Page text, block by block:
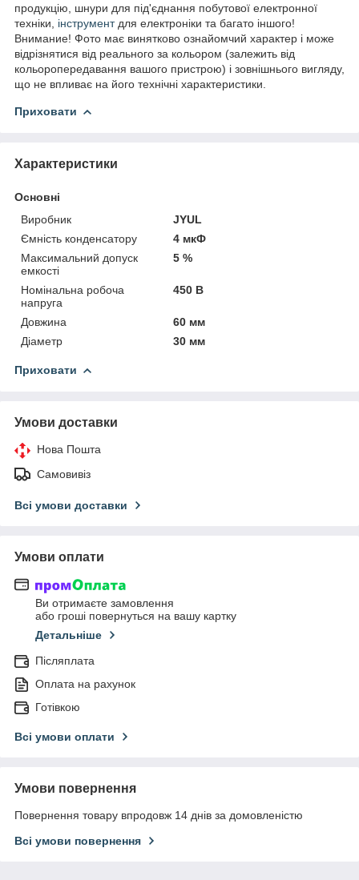
продукцію, шнури для під'єднання побутової електронної
техніки, інструментдля електроніки та багато іншого!
Внимание! Фото має винятково ознайомчий характер і може
відрізнятися від реального за кольором (залежить від
кольоропередавання вашого пристрою) і зовнішнього вигляду,
що не впливає на його технічні характеристики.
Приховати
Характеристики
Основні
Виробник
JYUL
Ємність конденсатору
4 мкФ
Максимальний допуск
емкості
5 %
Номінальна робоча
напруга
450 В
Довжина
60 мм
Діаметр
30 мм
Приховати
Умови доставки
Нова Пошта
Самовивіз
Всі умови доставки
Умови оплати
Ви отримаєте замовлення
або гроші повернуться на вашу картку
Детальніше
Післяплата
Оплата на рахунок
Готівкою
Всі умови оплати
Умови повернення
Повернення товару впродовж 14 днів за домовленістю
Всі умови повернення